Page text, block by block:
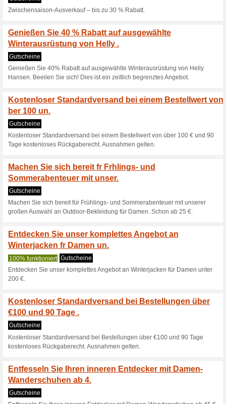
Besiege den
dir! Wir bieten .
Gutscheine
Besiege den Winterblues
30% Rabatt auf ausgewählte
Fr die kalten Tage.
an Beanies .
Gutscheine
Für die kalten Tage.
Unsere bequeme